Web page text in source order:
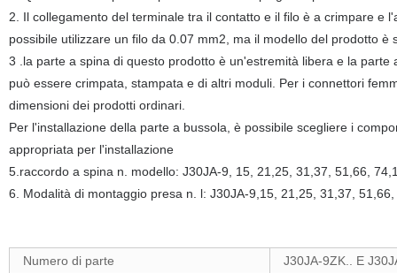
2. Il collegamento del terminale tra il contatto e il filo è a crimpare e
possibile utilizzare un filo da 0.07 mm2, ma il modello del prodotto è
3 .la parte a spina di questo prodotto è un'estremità libera e la
può essere crimpata, stampata e di altri moduli. Per i connettori
dimensioni dei prodotti ordinari.
Per l'installazione della parte a bussola, è possibile scegliere i
appropriata per l'installazione
5.raccordo a spina n. modello: J30JA-9, 15, 21,25, 31,37, 51,66,
6. Modalità di montaggio presa n. l: J30JA-9,15, 21,25, 31,37,
Numero di parte
J30JA-9ZK.. E